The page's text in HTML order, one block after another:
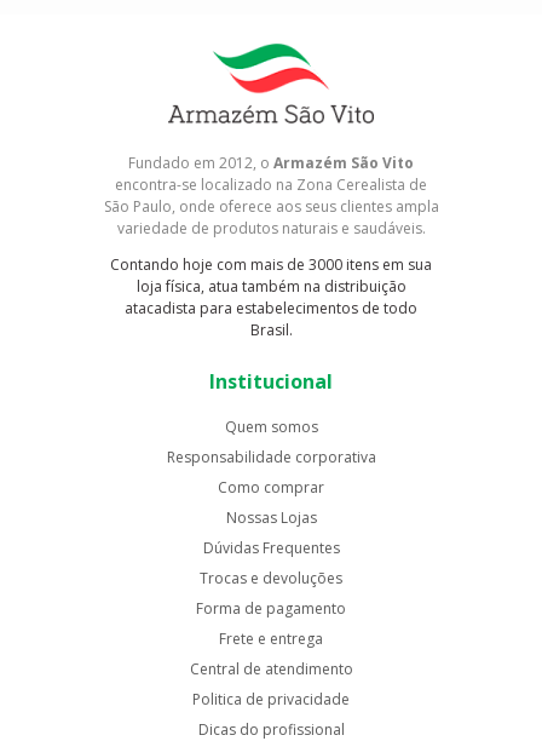
Fundado em 2012, o Armazém São Vito
encontra-se localizado na Zona Cerealista de
São Paulo, onde oferece aos seus clientes ampla
variedade de produtos naturais e saudáveis.
Contando hoje com mais de 3000 itens em sua
loja física, atua também na distribuição
atacadista para estabelecimentos de todo
Brasil.
Institucional
Quem somos
Responsabilidade corporativa
Como comprar
Nossas Lojas
Dúvidas Frequentes
Trocas e devoluções
Forma de pagamento
Frete e entrega
Central de atendimento
Politica de privacidade
Dicas do profissional